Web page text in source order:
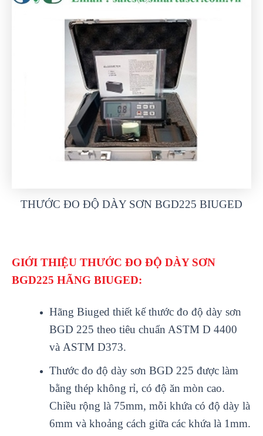
THƯỚC ĐO ĐỘ DÀY SƠN BGD225 BIUGED
GIỚI THIỆU THƯỚC ĐO ĐỘ DÀY SƠN
BGD225 HÃNG BIUGED:
Hãng Biuged thiết kế thước đo độ dày sơn
BGD 225 theo tiêu chuẩn ASTM D 4400
và ASTM D373.
Thước đo độ dày sơn BGD 225 được làm
bằng thép không rỉ, có độ ăn mòn cao.
Chiều rộng là 75mm, mỗi khứa có độ dày là
6mm và khoảng cách giữa các khứa là 1mm.